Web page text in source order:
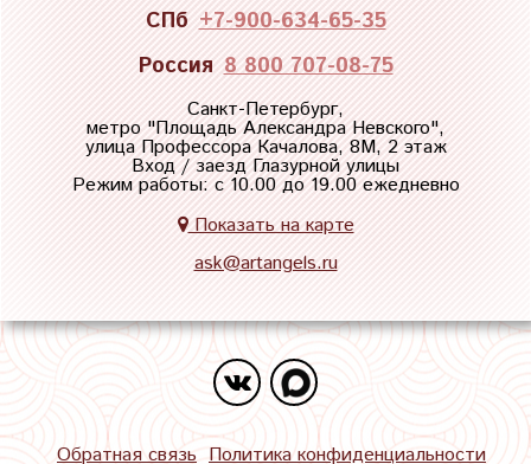
СПб +7-900-634-65-35
Россия 8 800 707-08-75
Санкт-Петербург,
метро "Площадь Александра Невского",
улица Профессора Качалова, 8М, 2 этаж
Вход / заезд Глазурной улицы
Режим работы: с 10.00 до 19.00 ежедневно
Показать на карте
ask@artangels.ru
Обратная связь Политика конфиденциальности